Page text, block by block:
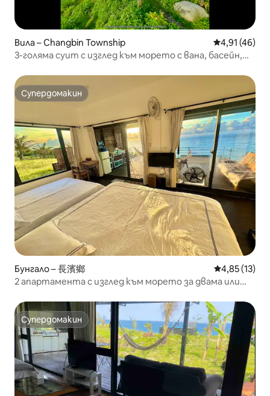
Вила – Changbin Township Средна
4,91 (46)
3-голяма суит с изглед към морето с вана, басейн,
галактиката, луната, морето, балкон, голям
паркинг, подходящо за домашни любимци
Супердомакин
Супердомакин
Бунгало – 長濱鄉 Средна
4,85 (13)
2 апартамента с изглед към морето за двама или
кухня, зона за барбекю, балкон, хамак, достъп до
плажа, изглед към изгрева и звездите, паркинг,
подходящо за домашни любимци
Супердомакин
Супердомакин